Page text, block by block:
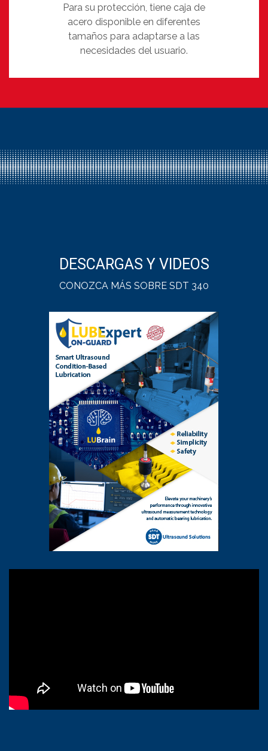
Para su protección, tiene caja de
acero disponible en diferentes
tamaños para adaptarse a las
necesidades del usuario.
DESCARGAS Y VIDEOS
CONOZCA MÁS SOBRE SDT 340